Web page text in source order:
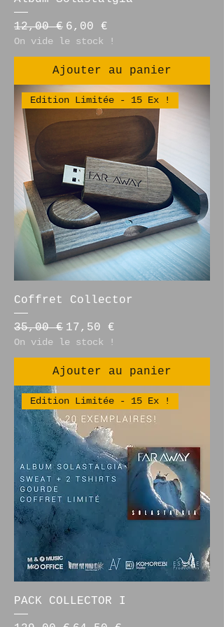
Prix original
12,00 € Prix promotionnel
6,00 €
On vide le stock !
Ajouter au panier
Edition Limitée - 15 Ex !
Coffret Collector
Prix original
35,00 € Prix promotionnel
17,50 €
On vide le stock !
Ajouter au panier
Edition Limitée - 15 Ex !
PACK COLLECTOR I